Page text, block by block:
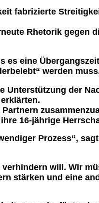
fabrizierte
Rhetorik gegen
eine
werden
der
16-jährige
Prozess“,
will. Wir
stärken und eine